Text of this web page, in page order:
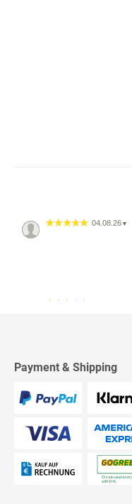
04.08.26 ▼
Payment & Shipping